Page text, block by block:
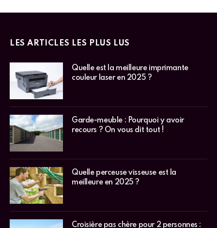
LES ARTICLES LES PLUS LUS
Quelle est la meilleure imprimante
couleur laser en 2025 ?
Garde-meuble : Pourquoi y avoir
recours ? On vous dit tout !
Quelle perceuse visseuse est la
meilleure en 2025 ?
Croisière pas chère pour 2 personnes :